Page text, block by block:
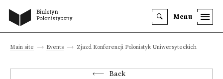
Menu
Main site Events Zjazd Konferencji Polonistyk Uniwersyteckich
Back